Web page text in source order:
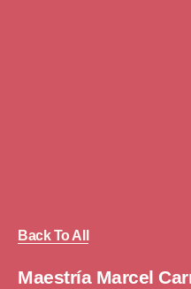
Back To All
Maestría Marcel